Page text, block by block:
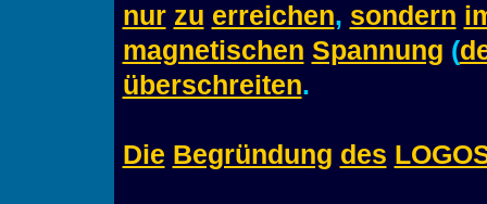
nur zu erreichen, sondern
magnetischen Spannung (
überschreiten.
Die Begründung des